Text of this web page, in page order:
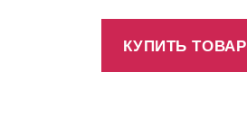
КУПИТЬ ТОВАР